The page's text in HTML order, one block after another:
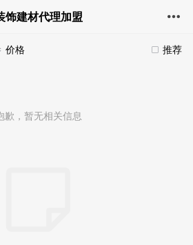
饰建材代理加盟
推荐
价格
歉，暂无相关信息